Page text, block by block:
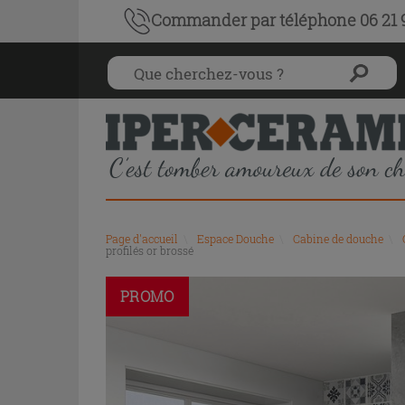
Commander par téléphone 06 21
Page d'accueil Espace Douche Cabine de douche
profilés or brossé
PROMO